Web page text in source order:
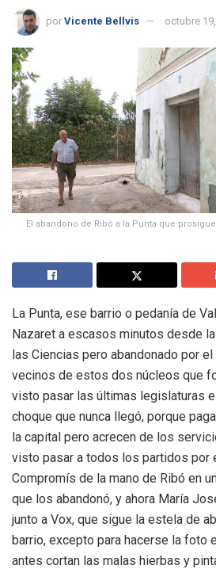
por Vicente Bellvis octubre
El abandono de Ribó a la Punta que
La Punta, ese barrio o pedanía de
Nazaret a escasos minutos desde
las Ciencias pero abandonado por
vecinos de estos dos núcleos que
visto pasar las últimas legislaturas
choque que nunca llegó, porque
la capital pero acrecen de los
visto pasar a todos los partidos por
Compromís de la mano de Ribó en
que los abandonó, y ahora María
junto a Vox, que sigue la estela de
barrio, excepto para hacerse la foto
antes cortan las malas hierbas y